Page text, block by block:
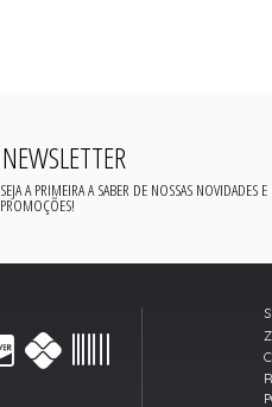
NEWSLETTER
SEJA A PRIMEIRA A SABER DE NOSSAS NOVIDADES E
PROMOÇÕES!